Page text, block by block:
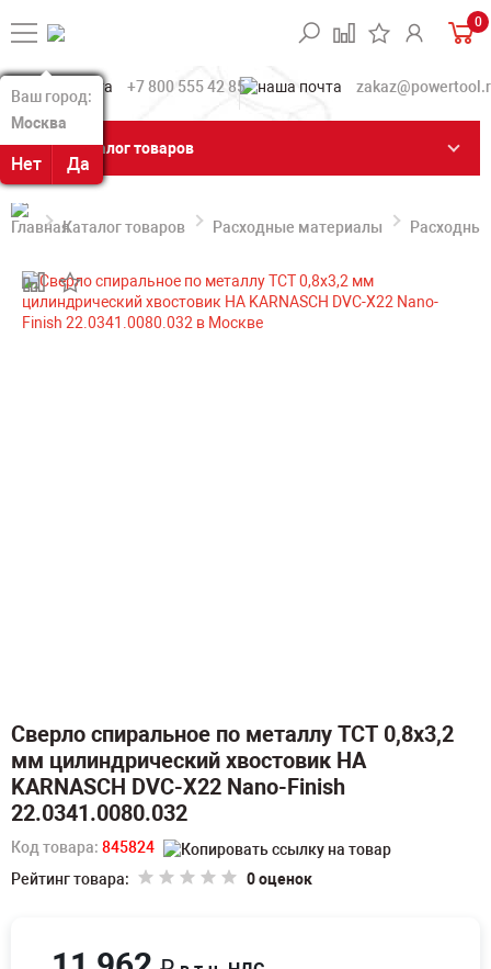
Ваш город:
Москва
Нет Да
Ваш город:
Москва
Нет Да
0
+7 800 555 42 85
Каталог товаров
Каталог товаров Расходные материалы
Сверло спиральное по металлу TCT 0,8х3,2
мм цилиндрический хвостовик HA
KARNASCH DVC-X22 Nano-Finish
22.0341.0080.032
Код товара: 845824
Рейтинг товара:
0 оценок